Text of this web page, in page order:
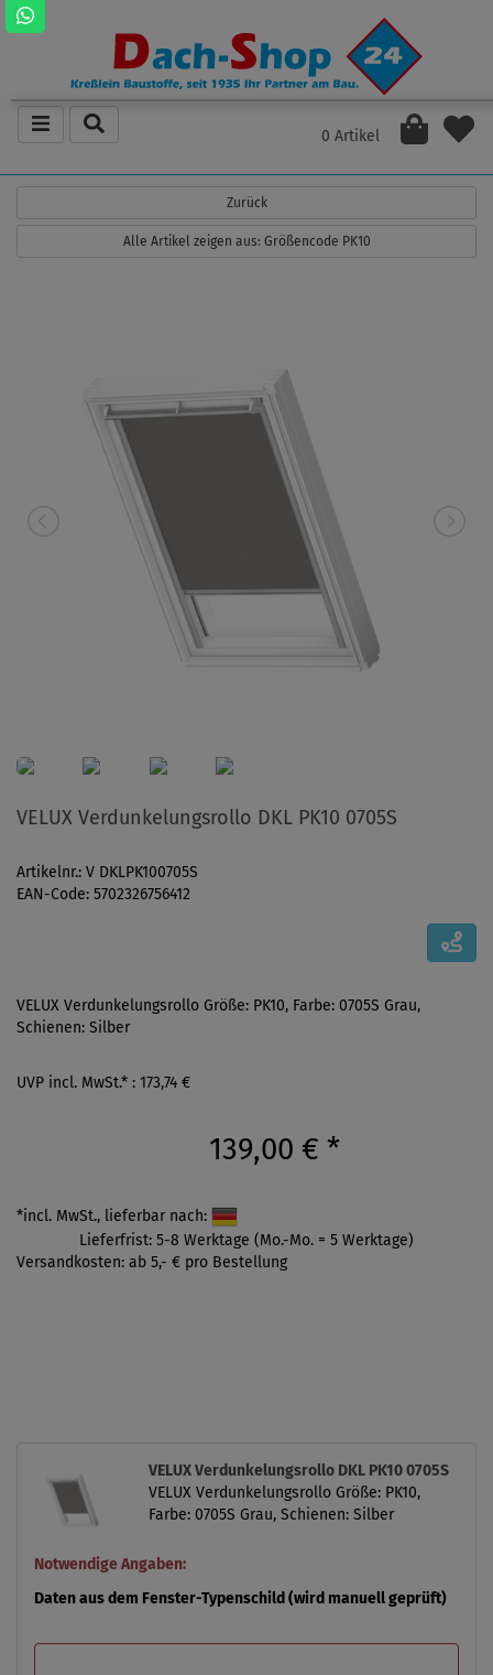
0 Artikel
Zurück
Alle Artikel zeigen aus: Größencode PK10
VELUX Verdunkelungsrollo DKL PK10 0705S
Artikelnr.: V DKLPK100705S
EAN-Code: 5702326756412
VELUX Verdunkelungsrollo Größe: PK10, Farbe: 0705S Grau,
Schienen: Silber
UVP incl. MwSt.* : 173,74 €
139,00 € *
*incl. MwSt., lieferbar nach:
Lieferfrist: 5-8 Werktage (Mo.-Mo. = 5 Werktage)
Versandkosten: ab 5,- € pro Bestellung
VELUX Verdunkelungsrollo DKL PK10 0705S
VELUX Verdunkelungsrollo Größe: PK10,
Farbe: 0705S Grau, Schienen: Silber
Notwendige Angaben:
Daten aus dem Fenster-Typenschild (wird manuell geprüft)